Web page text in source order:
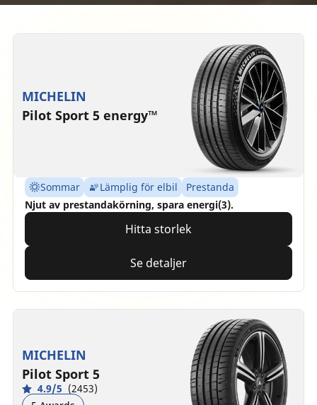
MICHELIN
Pilot Sport 5 energy™
Sommar Lämplig för elbil
Prestanda
Njut av prestandakörning, spara energi(3).
Hitta storlek
Se detaljer
MICHELIN
Pilot Sport 5
4.9/5 (2453)